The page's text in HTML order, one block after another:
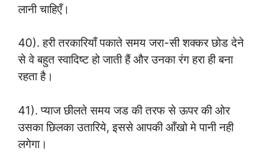
लानी चाहिएँ।
40). हरी तरकारियाँ पकाते समय जरा-सी शक्कर छोड देने
से वे बहुत स्वादिष्ट हो जाती हैं और उनका रंग हरा ही बना
रहता है।
41). प्याज छीलते समय जड की तरफ से ऊपर की ओर
उसका छिलका उतारिये, इससे आपकी आँखो मे पानी नही
लगेगा।